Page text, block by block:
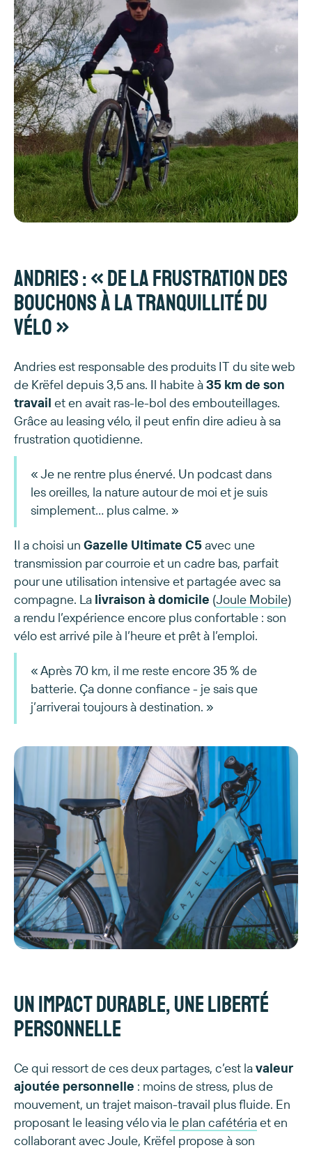
Andries : « De la frustration des
bouchons à la tranquillité du
vélo »
Andries est responsable des produits IT du site web
de Krëfel depuis 3,5 ans. Il habite à35 km de son
travail et en avait ras-le-bol des embouteillages.
Grâce au leasing vélo, il peut enfin dire adieu à sa
frustration quotidienne.
« Je ne rentre plus énervé. Un podcast dans
les oreilles, la nature autour de moi et je suis
simplement... plus calme. »
Il a choisi un Gazelle Ultimate C5avec une
transmission par courroie et un cadre bas, parfait
pour une utilisation intensive et partagée avec sa
compagne. La livraison à domicile (Joule Mobile)
a rendu l’expérience encore plus confortable : son
vélo est arrivé pile à l’heure et prêt à l’emploi.
« Après 70 km, il me reste encore 35 % de
batterie. Ça donne confiance - je sais que
j’arriverai toujours à destination. »
Un impact durable, une liberté
personnelle
Ce qui ressort de ces deux partages, c’est lavaleur
ajoutée personnelle : moins de stress, plus de
mouvement, un trajet maison-travail plus fluide. En
proposant le leasing vélo via le plan cafétériaet en
collaborant avec Joule, Krëfel propose à son